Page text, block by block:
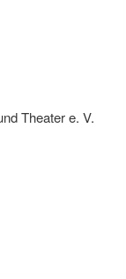
Theater e. V.